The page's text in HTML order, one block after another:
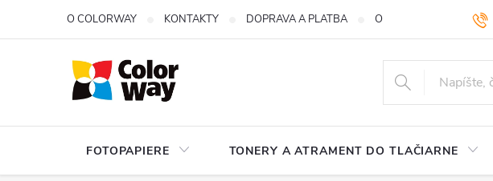
O COLORWAY KONTAKTY DOPRAVA A PLATBA OBCHODNÉ PODMIENKY
FOTOPAPIERE TONERY A ATRAMENT DO TLAČIARNE